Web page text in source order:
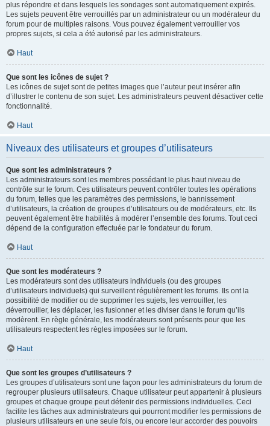
plus répondre et dans lesquels les sondages sont automatiquement expirés.
Les sujets peuvent être verrouillés par un administrateur ou un modérateur du
forum pour de multiples raisons. Vous pouvez également verrouiller vos
propres sujets, si cela a été autorisé par les administrateurs.
Haut
Que sont les icônes de sujet ?
Les icônes de sujet sont de petites images que l’auteur peut insérer afin
d’illustrer le contenu de son sujet. Les administrateurs peuvent désactiver cette
fonctionnalité.
Haut
Niveaux des utilisateurs et groupes d’utilisateurs
Que sont les administrateurs ?
Les administrateurs sont les membres possédant le plus haut niveau de
contrôle sur le forum. Ces utilisateurs peuvent contrôler toutes les opérations
du forum, telles que les paramètres des permissions, le bannissement
d’utilisateurs, la création de groupes d’utilisateurs ou de modérateurs, etc. Ils
peuvent également être habilités à modérer l’ensemble des forums. Tout ceci
dépend de la configuration effectuée par le fondateur du forum.
Haut
Que sont les modérateurs ?
Les modérateurs sont des utilisateurs individuels (ou des groupes
d’utilisateurs individuels) qui surveillent régulièrement les forums. Ils ont la
possibilité de modifier ou de supprimer les sujets, les verrouiller, les
déverrouiller, les déplacer, les fusionner et les diviser dans le forum qu’ils
modèrent. En règle générale, les modérateurs sont présents pour que les
utilisateurs respectent les règles imposées sur le forum.
Haut
Que sont les groupes d’utilisateurs ?
Les groupes d’utilisateurs sont une façon pour les administrateurs du forum de
regrouper plusieurs utilisateurs. Chaque utilisateur peut appartenir à plusieurs
groupes et chaque groupe peut détenir des permissions individuelles. Ceci
facilite les tâches aux administrateurs qui pourront modifier les permissions de
plusieurs utilisateurs en une seule fois, ou encore leur accorder des pouvoirs